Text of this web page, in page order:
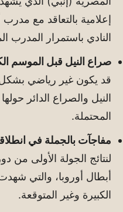
إعلامية بالتعاقد مع
النادي باستمرار
صراع النيل قبل الموسم
قد يكون غير رياضي بشكل
النيل والصراع الدائر
المحتملة.
مفاجآت بالجملة في
لنتائج الجولة الأولى من
أبطال أوروبا، والتي
الكبيرة وغير المتوقعة.